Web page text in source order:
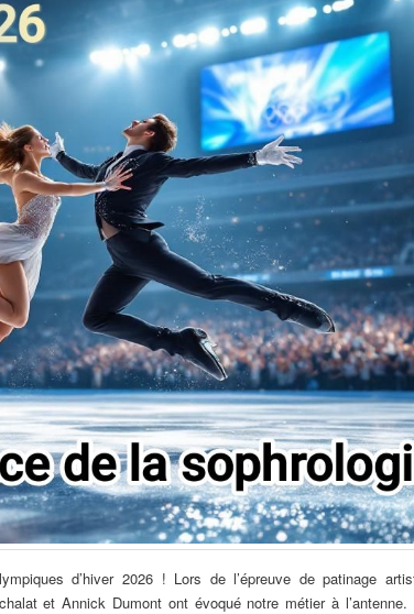
d’hiver 2026 ! Lors de l’épreuve de patinage
et Annick Dumont ont évoqué notre métier à l’antenne.